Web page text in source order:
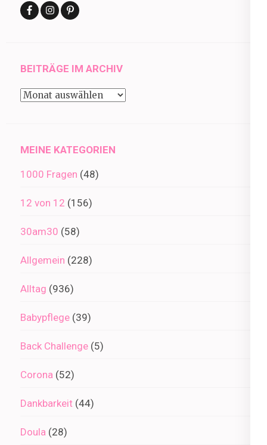
BEITRÄGE IM ARCHIV
Beiträge
MEINE KATEGORIEN
1000 Fragen (48)
12 von 12 (156)
30am30 (58)
Allgemein (228)
Alltag (936)
Babypflege (39)
Back Challenge (5)
Corona (52)
Dankbarkeit (44)
Doula (28)